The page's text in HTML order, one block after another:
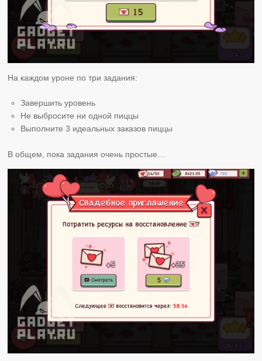
На каждом уроне по три задания:
Завершить уровень
Не выбросите ни одной пиццы
Выполните 3 идеальных заказов пиццы
В общем, пока задания очень простые…